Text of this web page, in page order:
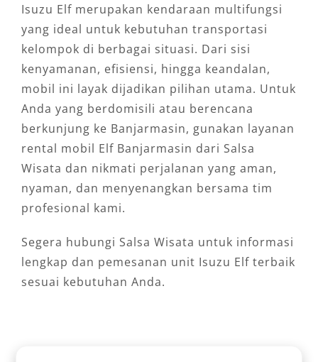
Isuzu Elf merupakan kendaraan multifungsi
yang ideal untuk kebutuhan transportasi
kelompok di berbagai situasi. Dari sisi
kenyamanan, efisiensi, hingga keandalan,
mobil ini layak dijadikan pilihan utama. Untuk
Anda yang berdomisili atau berencana
berkunjung ke Banjarmasin, gunakan layanan
rental mobil Elf Banjarmasin dari Salsa
Wisata dan nikmati perjalanan yang aman,
nyaman, dan menyenangkan bersama tim
profesional kami.
Segera hubungi Salsa Wisata untuk informasi
lengkap dan pemesanan unit Isuzu Elf terbaik
sesuai kebutuhan Anda.